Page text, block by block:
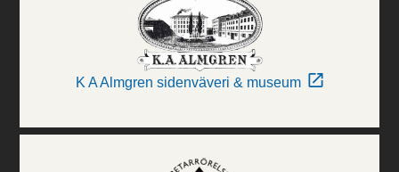
K A Almgren sidenväveri & museum